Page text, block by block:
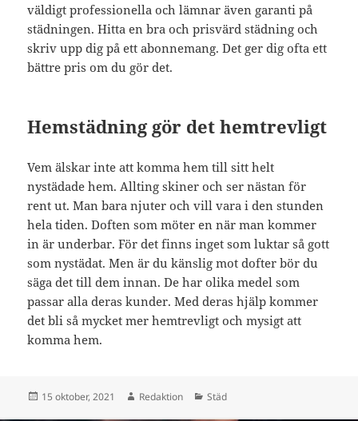
väldigt professionella och lämnar även garanti på
städningen. Hitta en bra och prisvärd städning och
skriv upp dig på ett abonnemang. Det ger dig ofta ett
bättre pris om du gör det.
Hemstädning gör det hemtrevligt
Vem älskar inte att komma hem till sitt helt
nystädade hem. Allting skiner och ser nästan för
rent ut. Man bara njuter och vill vara i den stunden
hela tiden. Doften som möter en när man kommer
in är underbar. För det finns inget som luktar så gott
som nystädat. Men är du känslig mot dofter bör du
säga det till dem innan. De har olika medel som
passar alla deras kunder. Med deras hjälp kommer
det bli så mycket mer hemtrevligt och mysigt att
komma hem.
Postat
15 oktober, 2021 Författare
Redaktion Kategorier
Städ